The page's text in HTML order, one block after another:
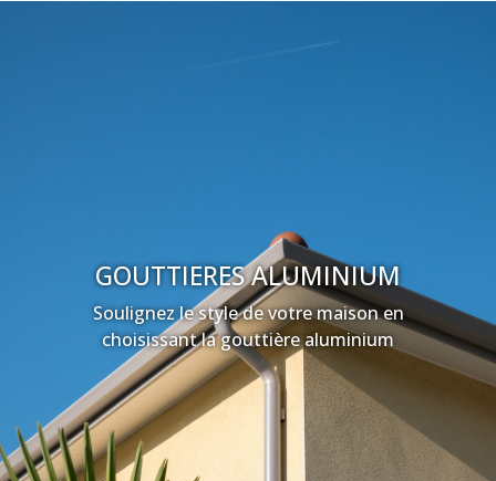
GOUTTIERES ALUMINIUM
Soulignez le style de votre maison en
choisissant la gouttière aluminium